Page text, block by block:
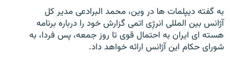
فرکانس‌ها
گزارش‌های تصویری
گزارش‌های ویدئویی
زنان فردا
English
به گفته ديپلمات ها در وين، محمد البرادعی مدير کل
آژانس بين المللی انرژِی اتمی گزارش خود را درباره برنامه
هسته ای ايران به احتمال قوی تا روز جمعه، پس فردا، به
شورای حکام اين آژانس ارائه خواهد داد.